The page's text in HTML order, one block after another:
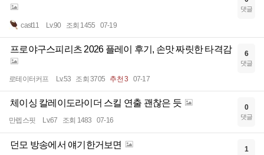
cast11 Lv.90 조회 1455 07-19
댓글
프로야구스피리츠 2026 플레이 후기, 손맛 짜릿한 타격감
로테이터커프 Lv.53 조회 3705 추천 3 07-17
6
댓글
체이싱 칼레이도라이더 스킬 연출 괜찮은 듯
만렙스핏 Lv.67 조회 1483 07-16
0
댓글
던모 방송에서 얘기한거보면 1